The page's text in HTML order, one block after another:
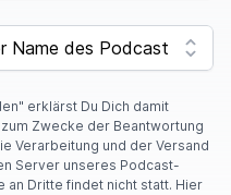
erklärst Du Dich damit
Zwecke der Beantwortung
Verarbeitung und der Versand
Server unseres Podcast-
an Dritte findet nicht statt. Hier